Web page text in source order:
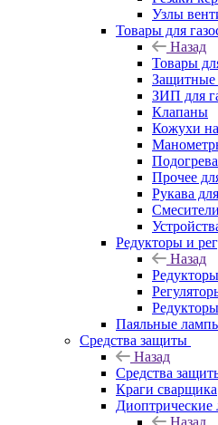
Узлы
Товары для
Назад
Товары
Защитные
ЗИП для
Клапаны
Кожухи
Прочее
Рукава
Редукторы и
Назад
Редукторы
Паяльные
Средства защиты
Назад
Средства
Краги сварщика
Диоптрические
Назад